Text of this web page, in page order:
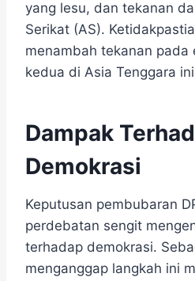
yang lesu, dan tekanan
Serikat (AS).
menambah tekanan pada
kedua di Asia Tenggara
Dampak
Demokrasi
Keputusan pembubaran
perdebatan sengit
terhadap demokrasi.
menganggap langkah ini